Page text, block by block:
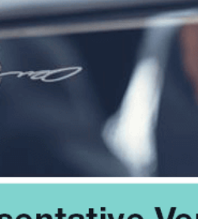
Zertifizierte elektronische Mails
Versenden Sie Nachrichten als